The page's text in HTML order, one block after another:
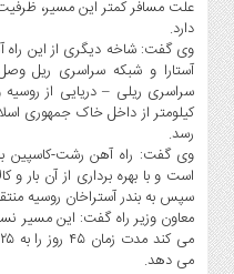
صنایع
غذایی
سیاسی
و
بین
الملل
نگاه
روز
گوناگون
دارد.
وی گفت: شاخه دیگری از این راه
آستارا و شبکه سراسری ریل
کیلومتر از داخل خاک جمهوری
رسد.
وی گفت: راه آهن رشت-کاسپین
است و با بهره برداری از آن بار
سپس به بندر آستراخان روسیه
معاون وزیر راه گفت: این مسیر
می دهد.